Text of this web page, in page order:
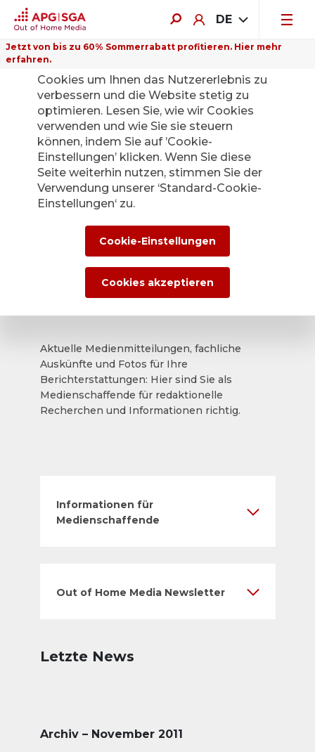
DE
Jetzt von bis zu 60% Sommerrabatt profitieren. Hier mehr
erfahren.
Zurück
Die APG|SGA
Medienstelle für
News und
Medienmitteilunge
Aktuelle Medienmitteilungen, fachliche
Auskünfte und Fotos für Ihre
Berichterstattungen: Hier sind Sie als
Medienschaffende für redaktionelle
Recherchen und Informationen richtig.
Informationen für
Medienschaffende
Out of Home Media Newsletter
Letzte News
Archiv – November 2011
Auf dieser Website verwenden wir
Cookies um Ihnen das Nutzererlebnis zu
verbessern und die Website stetig zu
optimieren. Lesen Sie, wie wir Cookies
verwenden und wie Sie sie steuern
können, indem Sie auf ’Cookie-
Einstellungen’ klicken. Wenn Sie diese
Seite weiterhin nutzen, stimmen Sie der
Verwendung unserer ‘Standard-Cookie-
Einstellungen‘ zu.
Cookie-Einstellungen
Cookies akzeptieren